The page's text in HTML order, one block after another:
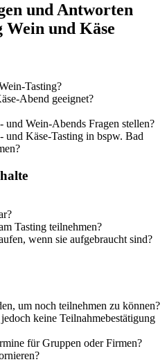
und Antworten
und Käse
Tasting?
Abend geeignet?
und Wein-Abends Fragen stellen?
und Käse-Tasting in bspw. Bad
Tasting teilnehmen?
wenn sie aufgebraucht sind?
um noch teilnehmen zu können?
keine Teilnahmebestätigung
für Gruppen oder Firmen?